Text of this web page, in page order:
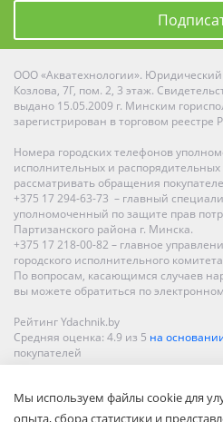
ООО «Акватехнологии». Юридический
Козлова, 7Г, пом. 2, 3 этаж.
выдано 15.05.2009 г. Минским
зарегистрирован в торговом реестре
Номера городских телефонов
исполнительных и
рассматривать обращения
+375 17 294-63-73 – главный
уполномоченный по защите прав
Партизанского района г. Минска.
+375 17 218-00-82 – главное
городского исполнительного
По вопросам, касающимся случаев
вы можете обратиться по
Рейтинг Ydachnik.by
Средняя оценка: 4.9 из 5 на
покупателей
Гродно, Могилеве, Бобруйске,
Новополоцке, Пинске, Солигорске.
Мы используем файлы cookie для
опыта, сбора статистики и